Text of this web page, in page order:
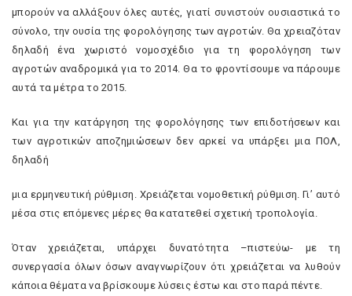
μπορούν να αλλάξουν όλες αυτές, γιατί συνιστούν ουσιαστικά το
σύνολο, την ουσία της φορολόγησης των αγροτών. Θα χρειαζόταν
δηλαδή ένα χωριστό νομοσχέδιο για τη φορολόγηση των
αγροτών αναδρομικά για το 2014. Θα το φροντίσουμε να πάρουμε
αυτά τα μέτρα το 2015.
Και για την κατάργηση της φορολόγησης των επιδοτήσεων και
των αγροτικών αποζημιώσεων δεν αρκεί να υπάρξει μια ΠΟΛ,
δηλαδή
μια ερμηνευτική ρύθμιση. Χρειάζεται νομοθετική ρύθμιση. Γι’ αυτό
μέσα στις επόμενες μέρες θα κατατεθεί σχετική τροπολογία.
Όταν χρειάζεται, υπάρχει δυνατότητα –πιστεύω- με τη
συνεργασία όλων όσων αναγνωρίζουν ότι χρειάζεται να λυθούν
κάποια θέματα να βρίσκουμε λύσεις έστω και στο παρά πέντε.